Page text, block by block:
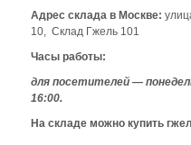
Адрес склада в Москве:
10, Склад Гжель 101
Часы работы:
для посетителей —
16:00.
На складе можно купить